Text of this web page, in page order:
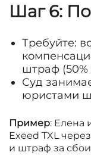
Шаг 6:
Требуйте:
штраф (50%
Суд
юристами
Пример: Елена
Exeed TXL
и штраф за